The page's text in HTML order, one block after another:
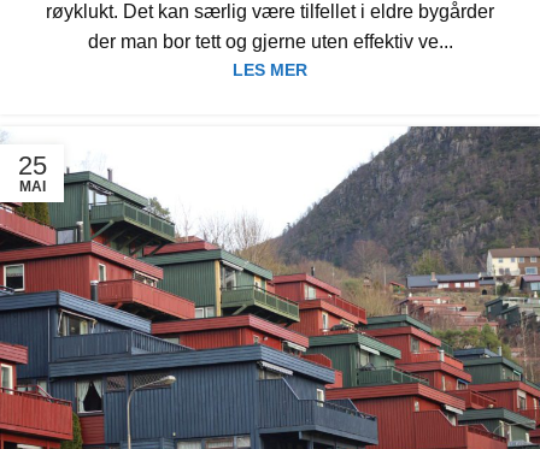
røyklukt. Det kan særlig være tilfellet i eldre bygårder
der man bor tett og gjerne uten effektiv ve...
LES MER
25
MAI